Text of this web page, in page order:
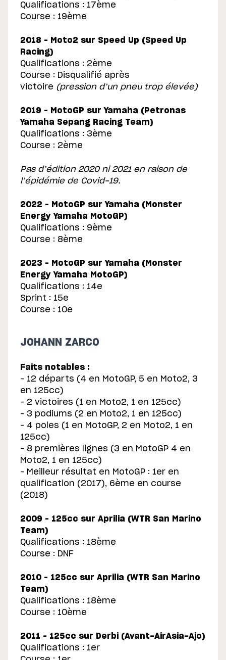
Qualifications : 17ème
Course : 19ème
2018 – Moto2 sur Speed Up (Speed Up
Racing)
Qualifications : 2ème
Course : Disqualifié après
victoire (pression d’un pneu trop élevée)
2019 – MotoGP sur Yamaha (Petronas
Yamaha Sepang Racing Team)
Qualifications : 3ème
Course : 2ème
Pas d’édition 2020 ni 2021 en raison de
l’épidémie de Covid-19.
2022 – MotoGP sur Yamaha (Monster
Energy Yamaha MotoGP)
Qualifications : 9ème
Course : 8ème
2023 – MotoGP sur Yamaha (Monster
Energy Yamaha MotoGP)
Qualifications : 14e
Sprint : 15e
Course : 10e
JOHANN ZARCO
Faits notables :
– 12 départs (4 en MotoGP, 5 en Moto2, 3
en 125cc)
– 2 victoires (1 en Moto2, 1 en 125cc)
– 3 podiums (2 en Moto2, 1 en 125cc)
– 4 poles (1 en MotoGP, 2 en Moto2, 1 en
125cc)
– 8 premières lignes (3 en MotoGP 4 en
Moto2, 1 en 125cc)
– Meilleur résultat en MotoGP : 1er en
qualification (2017), 6ème en course
(2018)
2009 – 125cc sur Aprilia (WTR San Marino
Team)
Qualifications : 18ème
Course : DNF
2010 – 125cc sur Aprilia (WTR San Marino
Team)
Qualifications : 18ème
Course : 10ème
2011 – 125cc sur Derbi (Avant-AirAsia-Ajo)
Qualifications : 1er